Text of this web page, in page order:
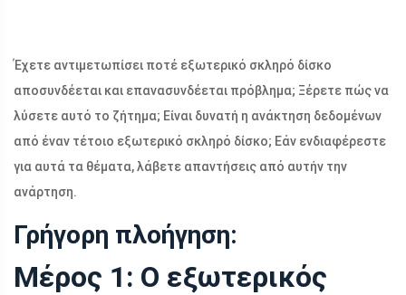
Έχετε αντιμετωπίσει ποτέ εξωτερικό σκληρό δίσκο
αποσυνδέεται και επανασυνδέεται πρόβλημα; Ξέρετε πώς να
λύσετε αυτό το ζήτημα; Είναι δυνατή η ανάκτηση δεδομένων
από έναν τέτοιο εξωτερικό σκληρό δίσκο; Εάν ενδιαφέρεστε
για αυτά τα θέματα, λάβετε απαντήσεις από αυτήν την
ανάρτηση.
Γρήγορη πλοήγηση:
Μέρος 1: Ο εξωτερικός